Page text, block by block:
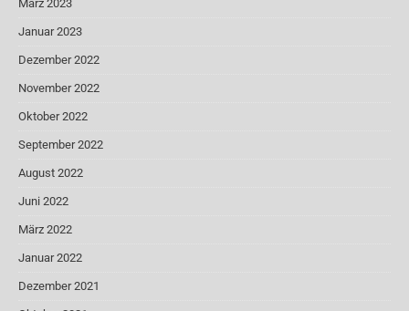
März 2023
Januar 2023
Dezember 2022
November 2022
Oktober 2022
September 2022
August 2022
Juni 2022
März 2022
Januar 2022
Dezember 2021